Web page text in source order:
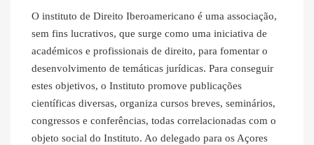
O instituto de Direito Iberoamericano é uma associação,
sem fins lucrativos, que surge como uma iniciativa de
académicos e profissionais de direito, para fomentar o
desenvolvimento de temáticas jurídicas. Para conseguir
estes objetivos, o Instituto promove publicações
científicas diversas, organiza cursos breves, seminários,
congressos e conferências, todas correlacionadas com o
objeto social do Instituto. Ao delegado para os Açores